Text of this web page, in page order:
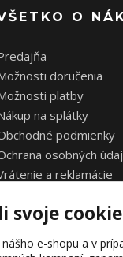
O
doručenia
platby
na splátky
podmienky
osobných
a reklamácie
svoje
e-shopu a v